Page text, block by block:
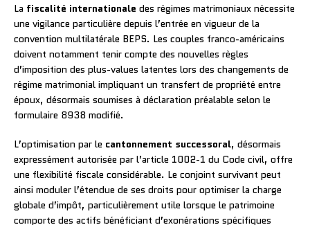
La fiscalité internationale des régimes matrimoniaux nécessite
une vigilance particulière depuis l’entrée en vigueur de la
convention multilatérale BEPS. Les couples franco-américains
doivent notamment tenir compte des nouvelles règles
d’imposition des plus-values latentes lors des changements de
régime matrimonial impliquant un transfert de propriété entre
époux, désormais soumises à déclaration préalable selon le
formulaire 8938 modifié.
L’optimisation par le cantonnement successoral, désormais
expressément autorisée par l’article 1002-1 du Code civil, offre
une flexibilité fiscale considérable. Le conjoint survivant peut
ainsi moduler l’étendue de ses droits pour optimiser la charge
globale d’impôt, particulièrement utile lorsque le patrimoine
comporte des actifs bénéficiant d’exonérations spécifiques